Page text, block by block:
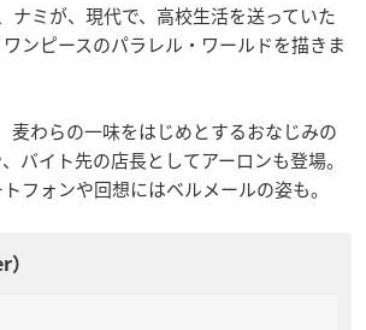
ナミが、現代で、高校生活を送っていた
ンピースのパラレル・ワールドを描きま
麦わらの一味をはじめとするおなじみの
バイト先の店長としてアーロンも登場。
フォンや回想にはベルメールの姿も。